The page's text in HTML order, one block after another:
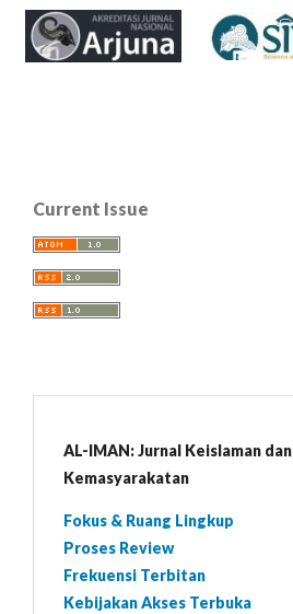
Current Issue
AL-IMAN: Jurnal Keislaman dan
Kemasyarakatan
Fokus & Ruang Lingkup
Proses Review
Frekuensi Terbitan
Kebijakan Akses Terbuka